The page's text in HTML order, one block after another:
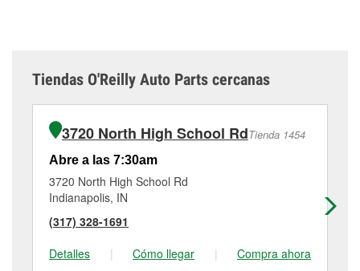
Tiendas O'Reilly Auto Parts cercanas
3720 North High School RdTienda 1454
Abre a las 7:30am
3720 North High School Rd
Indianapolis, IN
(317) 328-1691
Detalles
| Cómo llegar | Compra ahora